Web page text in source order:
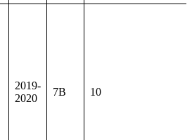
2019-
2020
7B 10